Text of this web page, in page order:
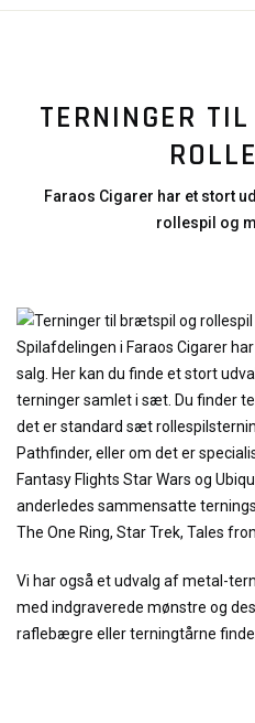
TERNINGER
Faraos Cigarer har et stort
rollespil og
Spilafdelingen i Faraos Cigarer
salg. Her kan du finde et stort
terninger samlet i sæt. Du finder
det er standard sæt
Pathfinder, eller om det er
Fantasy Flights Star Wars og
anderledes sammensatte
The One Ring, Star Trek, Tales
Vi har også et udvalg af metal-
med indgraverede mønstre og
raflebægre eller terningtårne